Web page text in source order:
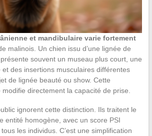
et mandibulaire varie fortement
malinois. Un chien issu d’une lignée de
souvent un museau plus court, une
des insertions musculaires différentes
de lignée beauté ou show. Cette
directement la capacité de prise.
ignorent cette distinction. Ils traitent le
entité homogène, avec un score PSI
les individus. C’est une simplification